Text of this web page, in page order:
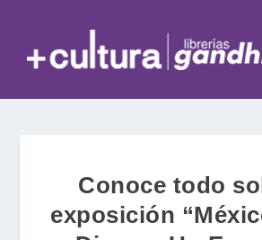
Conoce todo
exposición